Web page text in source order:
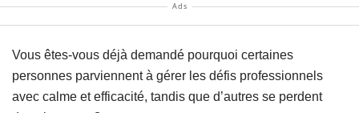
Ads
Vous êtes-vous déjà demandé pourquoi certaines
personnes parviennent à gérer les défis professionnels
avec calme et efficacité, tandis que d’autres se perdent